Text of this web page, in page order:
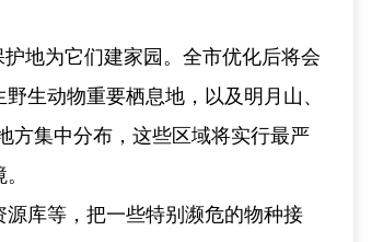
地为它们建家园。全市优化后将会
生动物重要栖息地，以及明月山、
方集中分布，这些区域将实行最严
库等，把一些特别濒危的物种接